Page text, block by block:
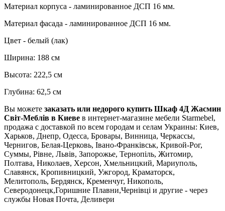
Материал корпуса - ламинированное ДСП 16 мм.
Материал фасада - ламинированное ДСП 16 мм.
Цвет - белый (лак)
Ширина: 188 см
Высота: 222,5 см
Глубина: 62,5 см
Вы можете заказать или недорого купить Шкаф 4Д Жасмин
Світ-Меблів в Киеве в интернет-магазине мебели Starmebel,
продажа с доставкой по всем городам и селам Украины: Киев,
Харьков, Днепр, Одесса, Бровары, Винница, Черкассы,
Чернигов, Белая-Церковь, Івано-Франківськ, Кривой-Рог,
Суммы, Рівне, Львів, Запорожье, Тернопіль, Житомир,
Полтава, Николаев, Херсон, Хмельницкий, Мариуполь,
Славянск, Кропивницкий, Ужгород, Краматорск,
Мелитополь, Бердянск, Кременчуг, Никополь,
Северодонецк,Горишние Плавни,Чернівці и другие - через
службы Новая Почта, Деливери